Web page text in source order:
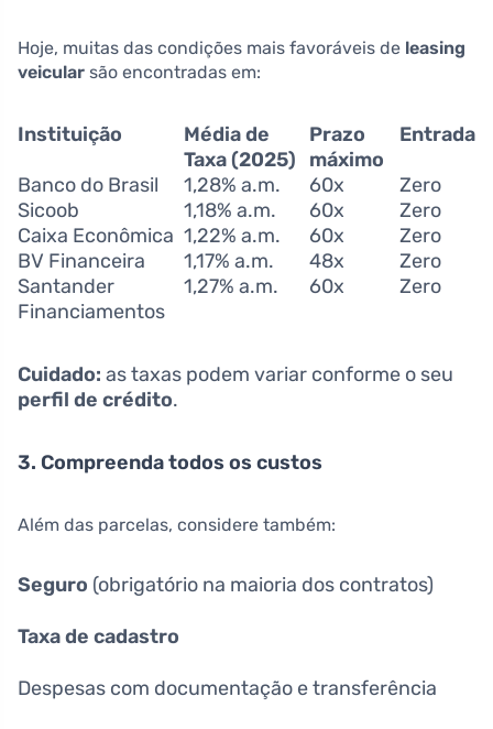
Hoje, muitas das condições mais favoráveis de leasing
veicular são encontradas em:
Instituição
Média de
Taxa (2025)
Prazo
máximo
Entrada
Banco do Brasil 1,28% a.m. 60x
Zero
Sicoob
1,18% a.m. 60x
Zero
Caixa Econômica 1,22% a.m. 60x
Zero
BV Financeira
1,17% a.m. 48x
Zero
Santander
Financiamentos
1,27% a.m. 60x Zero
Cuidado: as taxas podem variar conforme o seu
perfil de crédito.
3. Compreenda todos os custos
Além das parcelas, considere também:
Seguro (obrigatório na maioria dos contratos)
Taxa de cadastro
Despesas com documentação e transferência